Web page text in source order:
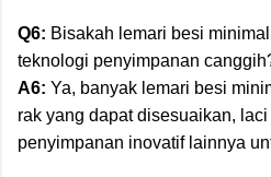
Q6: Bisakah lemari besi
teknologi penyimpanan
A6: Ya, banyak lemari besi
rak yang dapat disesuaikan,
penyimpanan inovatif lainnya